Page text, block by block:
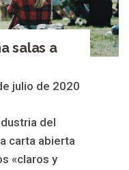
salas a
julio de 2020
del
carta abierta
«claros y